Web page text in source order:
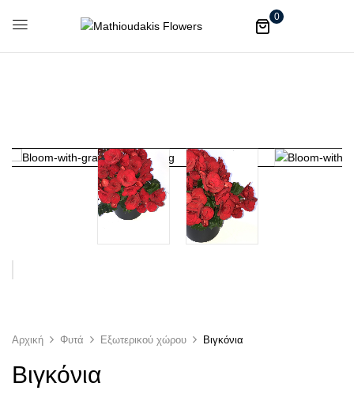
0
Αρχική Φυτά Εξωτερικού χώρου Βιγκόνια
Βιγκόνια